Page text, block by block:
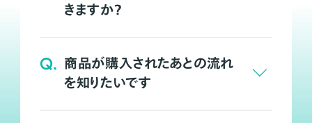
きますか？
Q. 商品が購入されたあとの流れ
を知りたいです